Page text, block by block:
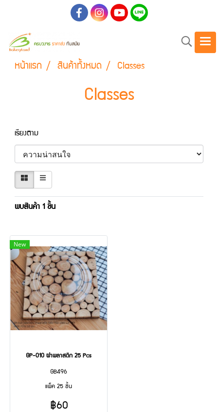
หน้าแรก สินค้าทั้งหมด Classes
Classes
เรียงตาม
พบสินค้า 1 ชิ้น
New
GP-010 ฝาพลาสติก 25 Pcs
GB496
แพ็ค 25 ชิ้น
฿60